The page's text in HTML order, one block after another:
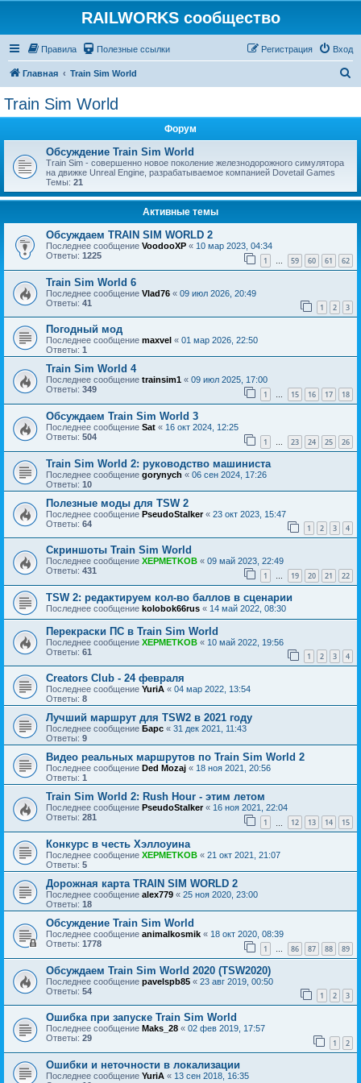
RAILWORKS сообщество
Правила Полезные ссылки Вход
Регистрация
Главная Train Sim World
Train Sim World
Форум
Обсуждение Train Sim World
Train Sim - совершенно новое поколение железнодорожного симулятора
на движке Unreal Engine, разрабатываемое компанией Dovetail Games
Темы: 21
Активные темы
Обсуждаем TRAIN SIM WORLD 2
Последнее сообщение VoodooXP « 10 мар 2023, 04:34
Ответы: 1225 1 … 59 60 61 62
Train Sim World 6
Последнее сообщение Vlad76 « 09 июл 2026, 20:49
Ответы: 41 1 2 3
Погодный мод
Последнее сообщение maxvel « 01 мар 2026, 22:50
Ответы: 1
Train Sim World 4
Последнее сообщение trainsim1 « 09 июл 2025, 17:00
Ответы: 349 1 … 15 16 17 18
Обсуждаем Train Sim World 3
Последнее сообщение Sat « 16 окт 2024, 12:25
Ответы: 504 1 … 23 24 25 26
Train Sim World 2: руководство машиниста
Последнее сообщение gorynych « 06 сен 2024, 17:26
Ответы: 10
Полезные моды для TSW 2
Последнее сообщение PseudoStalker« 23 окт 2023, 15:47
Ответы: 64 1 2 3 4
Скриншоты Train Sim World
Последнее сообщение XEPMETKOB « 09 май 2023, 22:49
Ответы: 431 1 … 19 20 21 22
TSW 2: редактируем кол-во баллов в сценарии
Последнее сообщение kolobok66rus « 14 май 2022, 08:30
Перекраски ПС в Train Sim World
Последнее сообщение XEPMETKOB « 10 май 2022, 19:56
Ответы: 61 1 2 3 4
Creators Club - 24 февраля
Последнее сообщение YuriA « 04 мар 2022, 13:54
Ответы: 8
Лучший маршрут для TSW2 в 2021 году
Последнее сообщение Барс « 31 дек 2021, 11:43
Ответы: 9
Видео реальных маршрутов по Train Sim World 2
Последнее сообщение Ded Mozaj « 18 ноя 2021, 20:56
Ответы: 1
Train Sim World 2: Rush Hour - этим летом
Последнее сообщение PseudoStalker« 16 ноя 2021, 22:04
Ответы: 281 1 12 13 14 15
Конкурс в честь Хэллоуина
Последнее сообщение XEPMETKOB « 21 окт 2021, 21:07
Ответы: 5
Дорожная карта TRAIN SIM WORLD 2
Последнее сообщение alex779 « 25 ноя 2020, 23:00
Ответы: 18
Обсуждение Train Sim World
Последнее сообщение animalkosmik « 18 окт 2020, 08:39
Ответы: 1778 1 … 86 87 88 89
Обсуждаем Train Sim World 2020 (TSW2020)
Последнее сообщение pavelspb85 « 23 авг 2019, 00:50
Ответы: 54 1 2 3
Ошибка при запуске Train Sim World
Последнее сообщение Maks_28 « 02 фев 2019, 17:57
Ответы: 29 1 2
Ошибки и неточности в локализации
Последнее сообщение YuriA « 13 сен 2018, 16:35